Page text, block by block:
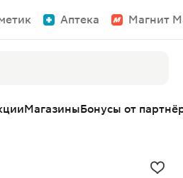
Аптека Магнит
МагазиныБонусы от